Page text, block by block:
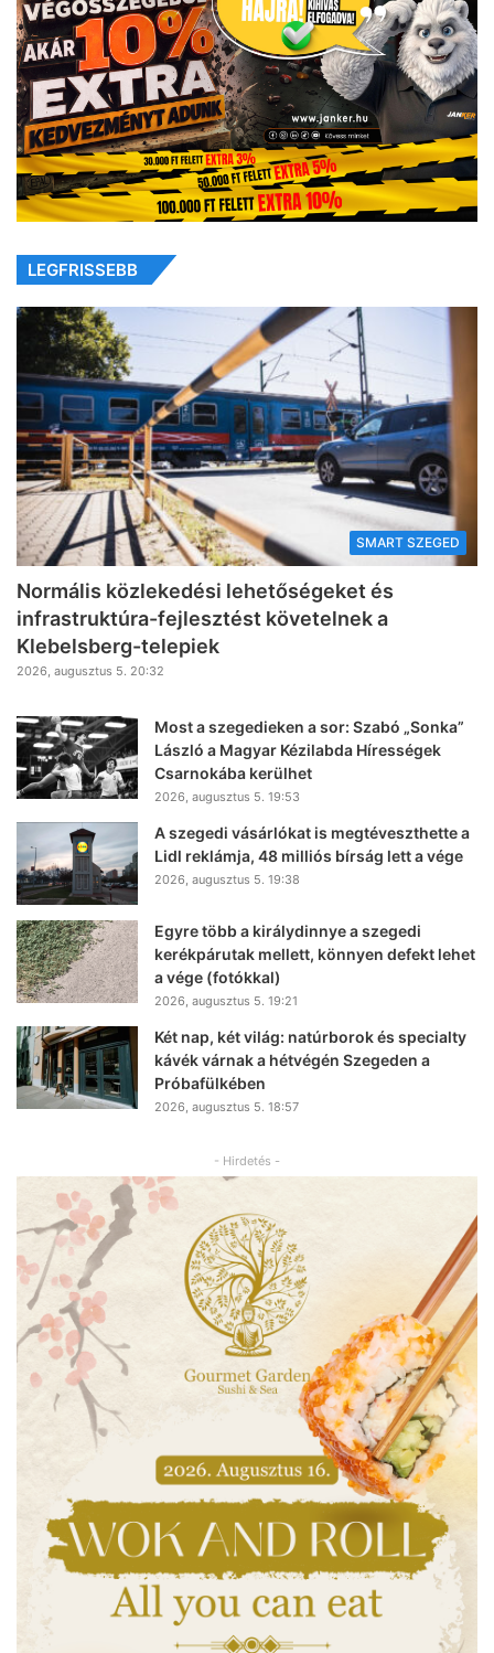
LEGFRISSEBB
SMART SZEGED
Normális közlekedési lehetőségeket és
infrastruktúra-fejlesztést követelnek a
Klebelsberg-telepiek
2026, augusztus 5. 20:32
Most a szegedieken a sor: Szabó „Sonka”
László a Magyar Kézilabda Hírességek
Csarnokába kerülhet
2026, augusztus 5. 19:53
A szegedi vásárlókat is megtéveszthette a
Lidl reklámja, 48 milliós bírság lett a vége
2026, augusztus 5. 19:38
Egyre több a királydinnye a szegedi
kerékpárutak mellett, könnyen defekt lehet
a vége (fotókkal)
2026, augusztus 5. 19:21
Két nap, két világ: natúrborok és specialty
kávék várnak a hétvégén Szegeden a
Próbafülkében
2026, augusztus 5. 18:57
- Hirdetés -